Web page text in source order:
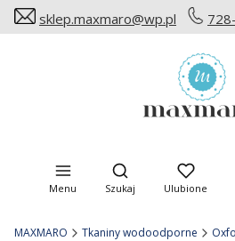
sklep.maxmaro@wp.pl
Menu
Otwórz wyszukiwarkę
Szukaj Ulubione
MAXMARO Tkaniny wodoodporne